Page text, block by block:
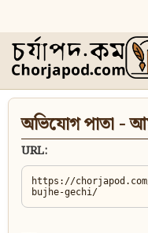
অভিযোগ পাতা -
URL: